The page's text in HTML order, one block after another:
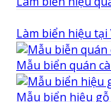
Làm biển hiệu
Mẫu biển quán
Mẫu biển hiệu